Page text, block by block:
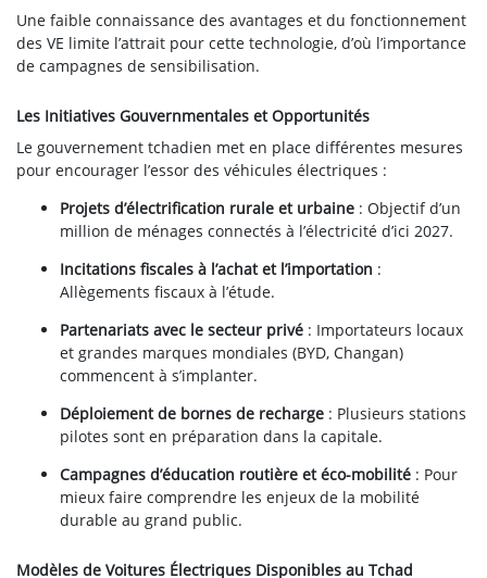
Une faible connaissance des avantages et du fonctionnement
des VE limite l’attrait pour cette technologie, d’où l’importance
de campagnes de sensibilisation.
Les Initiatives Gouvernmentales et Opportunités
Le gouvernement tchadien met en place différentes mesures
pour encourager l’essor des véhicules électriques :
Projets d’électrification rurale et urbaine : Objectif d’un
million de ménages connectés à l’électricité d’ici 2027.
Incitations fiscales à l’achat et l’importation :
Allègements fiscaux à l’étude.
Partenariats avec le secteur privé : Importateurs locaux
et grandes marques mondiales (BYD, Changan)
commencent à s’implanter.
Déploiement de bornes de recharge : Plusieurs stations
pilotes sont en préparation dans la capitale.
Campagnes d’éducation routière et éco-mobilité : Pour
mieux faire comprendre les enjeux de la mobilité
durable au grand public.
Modèles de Voitures Électriques Disponibles au Tchad